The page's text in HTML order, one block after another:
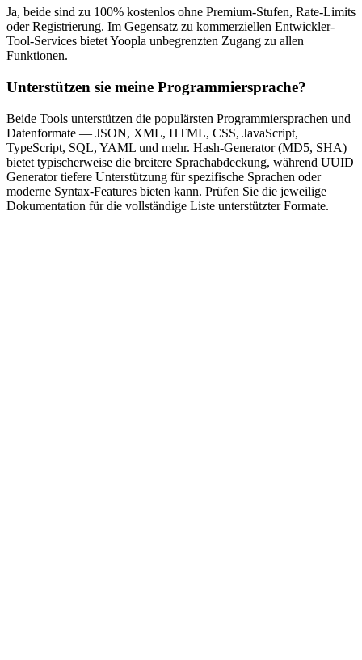
Ja, beide sind zu 100% kostenlos ohne Premium-Stufen, Rate-Limits
oder Registrierung. Im Gegensatz zu kommerziellen Entwickler-
Tool-Services bietet Yoopla unbegrenzten Zugang zu allen
Funktionen.
Unterstützen sie meine Programmiersprache?
Beide Tools unterstützen die populärsten Programmiersprachen und
Datenformate — JSON, XML, HTML, CSS, JavaScript,
TypeScript, SQL, YAML und mehr. Hash-Generator (MD5, SHA)
bietet typischerweise die breitere Sprachabdeckung, während UUID
Generator tiefere Unterstützung für spezifische Sprachen oder
moderne Syntax-Features bieten kann. Prüfen Sie die jeweilige
Dokumentation für die vollständige Liste unterstützter Formate.